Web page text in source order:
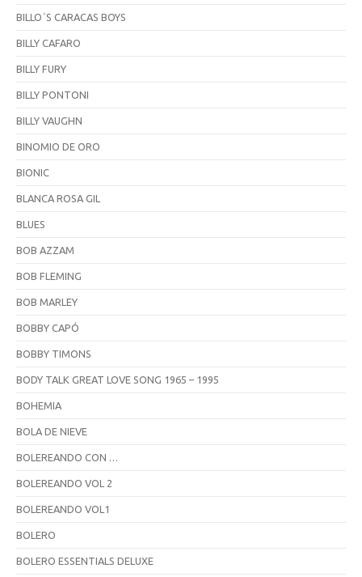
BILLO´S CARACAS BOYS
BILLY CAFARO
BILLY FURY
BILLY PONTONI
BILLY VAUGHN
BINOMIO DE ORO
BIONIC
BLANCA ROSA GIL
BLUES
BOB AZZAM
BOB FLEMING
BOB MARLEY
BOBBY CAPÓ
BOBBY TIMONS
BODY TALK GREAT LOVE SONG 1965 – 1995
BOHEMIA
BOLA DE NIEVE
BOLEREANDO CON …
BOLEREANDO VOL 2
BOLEREANDO VOL1
BOLERO
BOLERO ESSENTIALS DELUXE